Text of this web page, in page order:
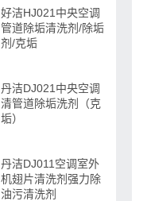
好洁HJ021中央空调
管道除垢清洗剂/除垢
剂/克垢
丹洁DJ021中央空调
清管道除垢洗剂（克
垢）
丹洁DJ011空调室外
机翅片清洗剂强力除
油污清洗剂